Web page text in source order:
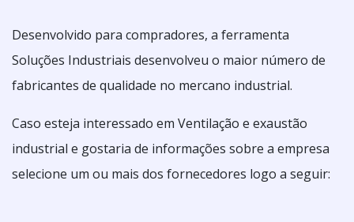
Desenvolvido para compradores, a ferramenta
Soluções Industriais desenvolveu o maior número de
fabricantes de qualidade no mercano industrial.
Caso esteja interessado em Ventilação e exaustão
industrial e gostaria de informações sobre a empresa
selecione um ou mais dos fornecedores logo a seguir: